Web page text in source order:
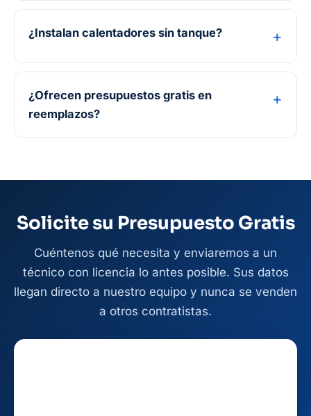
¿Instalan calentadores sin tanque?
¿Ofrecen presupuestos gratis en
reemplazos?
Solicite su Presupuesto Gratis
Cuéntenos qué necesita y enviaremos a un
técnico con licencia lo antes posible. Sus datos
llegan directo a nuestro equipo y nunca se venden
a otros contratistas.